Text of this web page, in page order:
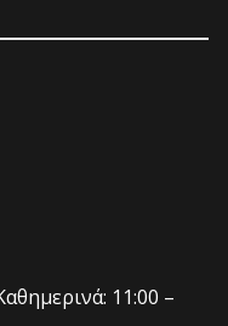
11:00 –